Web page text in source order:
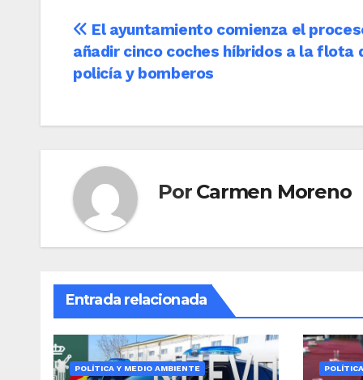
Navegación
de
El ayuntamiento comienza el
añadir cinco coches híbridos a la flota
policía y bomberos
Por Carmen Moreno
Entrada relacionada
POLÍTICA Y MEDIO AMBIENTE